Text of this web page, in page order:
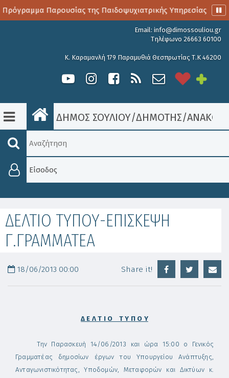
Παρουσίας της Παιδοψυχιατρικής Υπηρεσίας
Email: info@dimossouliou.gr
Τηλέφωνο 26663 60100
Κ. Καραμανλή 179 Παραμυθιά Θεσπρωτίας Τ.Κ 46200
ΔΗΜΟΣ ΣΟΥΛΙΟΥ/ΔΗΜΟΤΗΣ/
Είσοδος
ΔΕΛΤΙΟ ΤΥΠΟΥ-ΕΠΙΣΚΕΨΗ
Γ.ΓΡΑΜΜΑΤΕΑ
18/06/2013 00:00 Share it!
Δ Ε Λ Τ Ι Ο Τ Υ Π Ο Υ
Την Παρασκευή 14/06/2013 και ώρα 15:00 ο Γενικός
Γραμματέας δημοσίων έργων του Υπουργείου Ανάπτυξης,
Ανταγωνιστικότητας, Υποδομών, Μεταφορών και Δικτύων κ.